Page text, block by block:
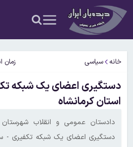
خانه سیاسی زمان
دستگیری اعضای یک شبکه
استان کرمانشاه
دادستان عمومی و انقلاب شهرستان
دستگیری اعضای یک شبکه تکفیری -